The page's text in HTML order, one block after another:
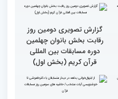
متسابقین چهلمین دوره
مسابقات بین المللی قرآن
کریم(بخش اول)
گزارش تصویری دومین روز
رقابت بخش بانوان چهلمین
دوره مسابقات بین المللی